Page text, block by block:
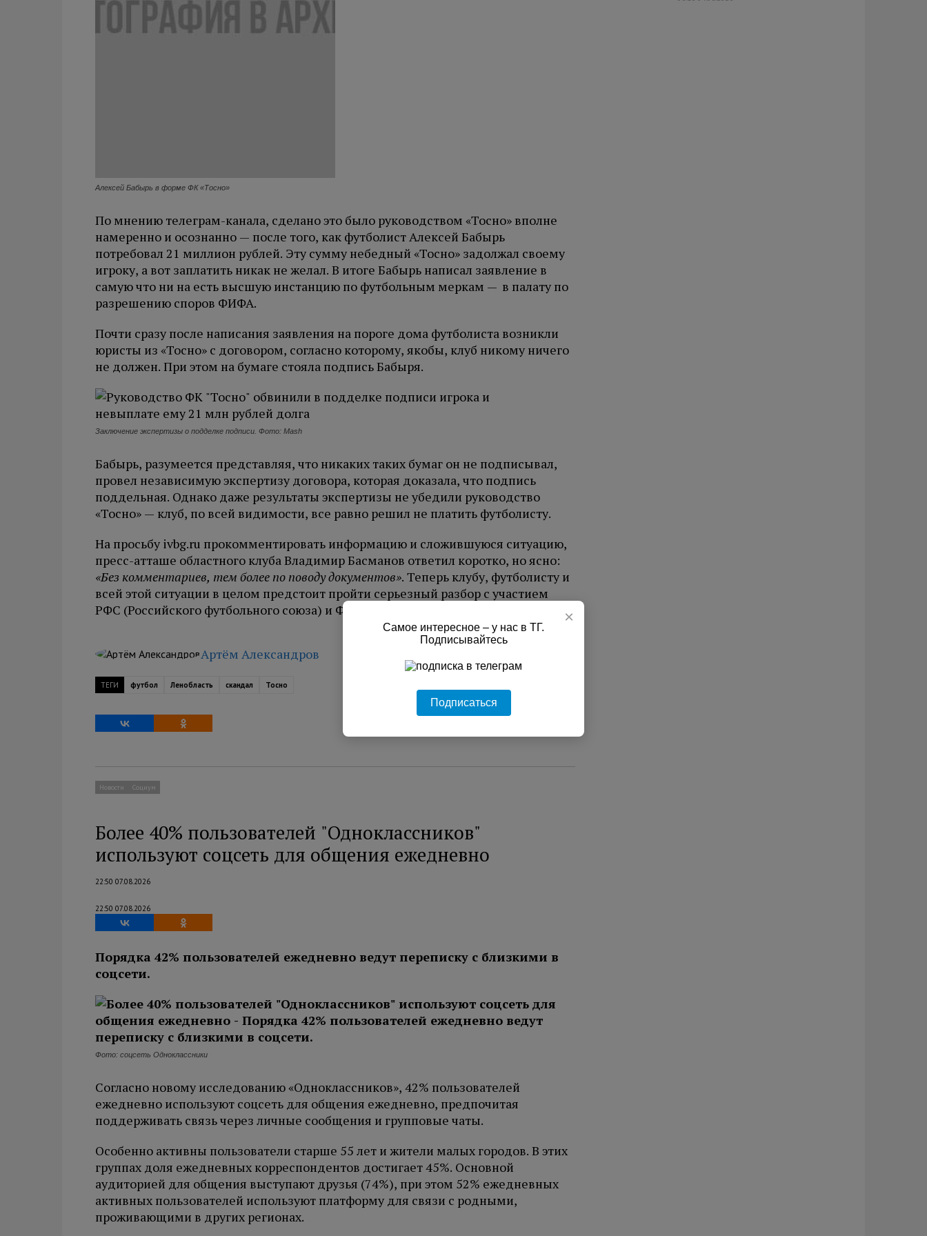
Алексей Бабырь в форме ФК «Тосно»
По мнению телеграм-канала, сделано это было руководством «Тосно» вполне
намеренно и осознанно — после того, как футболист Алексей Бабырь
потребовал 21 миллион рублей. Эту сумму небедный «Тосно» задолжал своему
игроку, а вот заплатить никак не желал. В итоге Бабырь написал заявление в
самую что ни на есть высшую инстанцию по футбольным меркам — в палату по
разрешению споров ФИФА.
Почти сразу после написания заявления на пороге дома футболиста возникли
юристы из «Тосно» с договором, согласно которому, якобы, клуб никому ничего
не должен. При этом на бумаге стояла подпись Бабыря.
Заключение экспертизы о подделке подписи. Фото: Mash
Бабырь, разумеется представляя, что никаких таких бумаг он не подписывал,
провел независимую экспертизу договора, которая доказала, что подпись
поддельная. Однако даже результаты экспертизы не убедили руководство
«Тосно» — клуб, по всей видимости, все равно решил не платить футболисту.
На просьбу ivbg.ru прокомментировать информацию и сложившуюся ситуацию,
пресс-атташе областного клуба Владимир Басманов ответил коротко, но ясно:
«Без комментариев, тем более по поводу документов». Теперь клубу, футболисту и
всей этой ситуации в целом предстоит пройти серьезный разбор с участием
РФС (Российского футбольного союза) и ФИФА.
Артём Александров
ТЕГИ футбол Ленобласть скандал Тосно
Новости Социум
Более 40% пользователей "Одноклассников"
используют соцсеть для общения ежедневно
22:50 07.08.2026
22:50 07.08.2026
Порядка 42% пользователей ежедневно ведут переписку с близкими в
соцсети.
Фото: соцсеть Одноклассники
Согласно новому исследованию «Одноклассников», 42% пользователей
ежедневно используют соцсеть для общения ежедневно, предпочитая
поддерживать связь через личные сообщения и групповые чаты.
Особенно активны пользователи старше 55 лет и жители малых городов. В этих
группах доля ежедневных корреспондентов достигает 45%. Основной
аудиторией для общения выступают друзья (74%), при этом 52% ежедневных
активных пользователей используют платформу для связи с родными,
проживающими в других регионах.
×
Самое интересное – у нас в ТГ.
Подписывайтесь
Подписаться